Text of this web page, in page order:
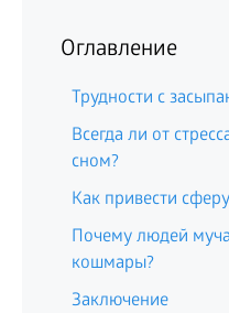
Оглавление
Трудности с
Всегда ли от
сном?
Как привести
Почему людей
кошмары?
Заключение